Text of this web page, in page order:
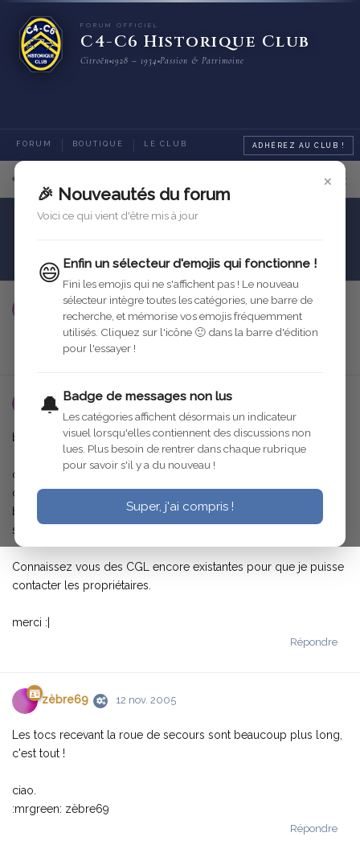
FORUM OFFICIEL
C4-C6 Historique Club
Citroën 1928 – 1934 Passion & Patrimoine
FORUM BOUTIQUE LE CLUB ADHÉREZ AU CLUB !
×
🎉 Nouveautés du forum
Voici ce qui vient d'être mis à jour
😄 Enfin un sélecteur d'emojis qui fonctionne !
Fini les emojis qui ne s'affichent pas ! Le nouveau
sélecteur intègre toutes les catégories, une barre de
recherche, et mémorise vos emojis fréquemment
utilisés. Cliquez sur l'icône 🙂 dans la barre d'édition
pour l'essayer !
🔔 Badge de messages non lus
Les catégories affichent désormais un indicateur
visuel lorsqu'elles contiennent des discussions non
lues. Plus besoin de rentrer dans chaque rubrique
pour savoir s'il y a du nouveau !
Super, j'ai compris !
Carrosserie
utilisateur-supprime 12 nov. 2005 Modifié
utilisateur-supprime 12 nov. 2005
bonjour,
quelqu'un aurait-il une photo de la piece qui permet
d'accrocher les 2 roues de secours sur la malle d'une CGL
berline grand tourisme ? je ne vois pas bien comment est fait ce
systeme de 2 roues de secours.
Connaissez vous des CGL encore existantes pour que je puisse
contacter les propriétaires.
merci :|
Répondre
zèbre69 12 nov. 2005
Les tocs recevant la roue de secours sont beaucoup plus long,
c'est tout !
ciao.
:mrgreen: zèbre69
Répondre